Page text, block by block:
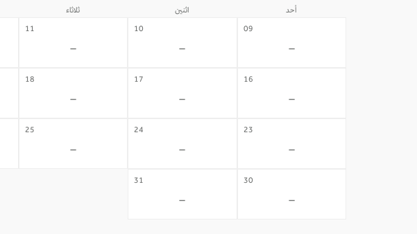
أحد اثنين ثلاثاء
09
-
10
-
11
-
16
-
17
-
18
-
23
-
24
-
25
-
30
-
31
-